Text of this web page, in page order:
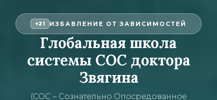
+21 ИЗБАВЛЕНИЕ ОТ ЗАВИСИМОСТЕЙ
Глобальная школа
системы СОС доктора
Звягина
(СОС – Сознательно Опосредованное